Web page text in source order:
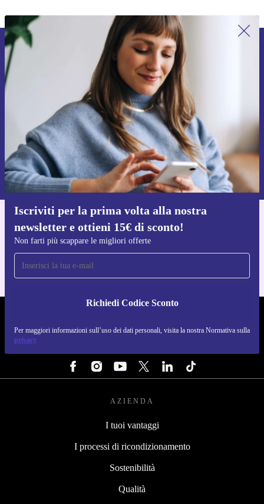
Iscriviti per la prima volta alla nostra
newsletter e ottieni 15€ di sconto!
Non farti più scappare le migliori offerte
Richiedi Codice Sconto
Per maggiori informazioni sull’uso dei dati personali, visita la nostra Normativa sulla
privacy
Iscriviti per la prima volta alla nostra
newsletter e ottieni 15€ di sconto!
Non farti più scappare le migliori offerte.
Richiedi codice sconto
Per maggiori informazioni sull’uso dei dati personali, visita la nostra
Normativa sulla privacy.
Scarica l'app di refurbed
Per iOS e Android
AZIENDA
I tuoi vantaggi
I processi di ricondizionamento
Sostenibilità
Qualità